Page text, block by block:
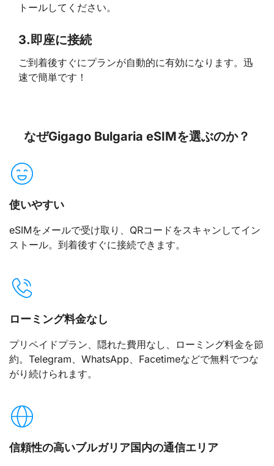
トールしてください。
3.即座に接続
ご到着後すぐにプランが自動的に有効になります。迅
速で簡単です！
なぜGigago Bulgaria eSIMを選ぶのか？
使いやすい
eSIMをメールで受け取り、QRコードをスキャンしてイン
ストール。到着後すぐに接続できます。
ローミング料金なし
プリペイドプラン、隠れた費用なし、ローミング料金を節
約。Telegram、WhatsApp、Facetimeなどで無料でつな
がり続けられます。
信頼性の高いブルガリア国内の通信エリア